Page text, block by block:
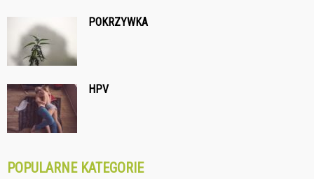
POKRZYWKA
HPV
POPULARNE KATEGORIE